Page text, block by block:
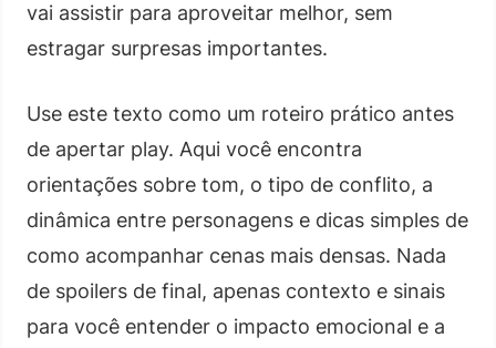
vai assistir para aproveitar melhor, sem
estragar surpresas importantes.
Use este texto como um roteiro prático antes
de apertar play. Aqui você encontra
orientações sobre tom, o tipo de conflito, a
dinâmica entre personagens e dicas simples de
como acompanhar cenas mais densas. Nada
de spoilers de final, apenas contexto e sinais
para você entender o impacto emocional e a